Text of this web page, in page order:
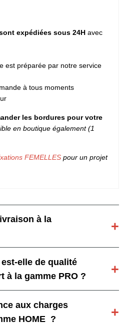
expédiées sous 24H avec
est préparée par notre service
à tous moments
les bordures pour votre
en boutique également (1
FEMELLESpour un projet
à la
elle de qualité
à la gamme PRO ?
aux charges
HOME ?